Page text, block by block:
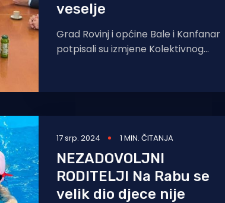
veselje
Grad Rovinj i općine Bale i Kanfanar
potpisali su izmjene Kolektivnog
17 srp. 2024 1 MIN. ČITANJA
NEZADOVOLJNI
RODITELJI Na Rabu se
velik dio djece nije